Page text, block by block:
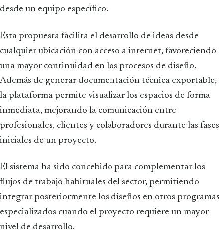
desde un equipo específico.
Esta propuesta facilita el desarrollo de ideas desde
cualquier ubicación con acceso a internet, favoreciendo
una mayor continuidad en los procesos de diseño.
Además de generar documentación técnica exportable,
la plataforma permite visualizar los espacios de forma
inmediata, mejorando la comunicación entre
profesionales, clientes y colaboradores durante las fases
iniciales de un proyecto.
El sistema ha sido concebido para complementar los
flujos de trabajo habituales del sector, permitiendo
integrar posteriormente los diseños en otros programas
especializados cuando el proyecto requiere un mayor
nivel de desarrollo.